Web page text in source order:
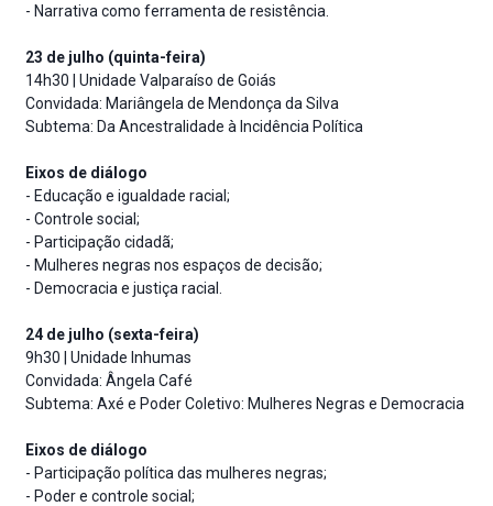
- Narrativa como ferramenta de resistência.
23 de julho (quinta-feira)
14h30 | Unidade Valparaíso de Goiás
Convidada: Mariângela de Mendonça da Silva
Subtema: Da Ancestralidade à Incidência Política
Eixos de diálogo
- Educação e igualdade racial;
- Controle social;
- Participação cidadã;
- Mulheres negras nos espaços de decisão;
- Democracia e justiça racial.
24 de julho (sexta-feira)
9h30 | Unidade Inhumas
Convidada: Ângela Café
Subtema: Axé e Poder Coletivo: Mulheres Negras e Democracia
Eixos de diálogo
- Participação política das mulheres negras;
- Poder e controle social;